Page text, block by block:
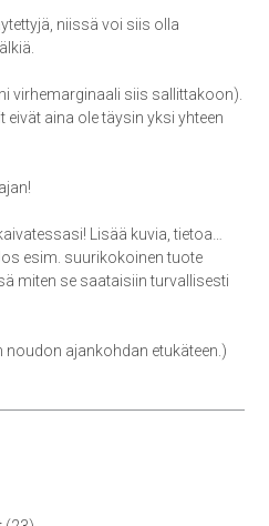
niissä voi siis olla
virhemarginaali siis sallittakoon).
aina ole täysin yksi yhteen
Lisää kuvia, tietoa…
esim. suurikokoinen tuote
miten se saataisiin turvallisesti
ajankohdan etukäteen.)